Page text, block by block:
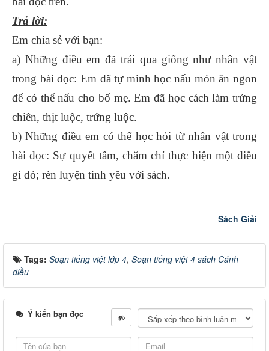
Trả lời:
Em chia sẻ với bạn:
a) Những điều em đã trải qua giống như nhân vật
trong bài đọc: Em đã tự mình học nấu món ăn ngon
để có thể nấu cho bố mẹ. Em đã học cách làm trứng
chiên, thịt luộc, trứng luộc.
b) Những điều em có thể học hỏi từ nhân vật trong
bài đọc: Sự quyết tâm, chăm chỉ thực hiện một điều
gì đó; rèn luyện tình yêu với sách.
Sách Giải
Tags: Soạn tiếng việt lớp 4, Soạn tiếng việt 4 sách Cánh
diều
Ý kiến bạn đọc